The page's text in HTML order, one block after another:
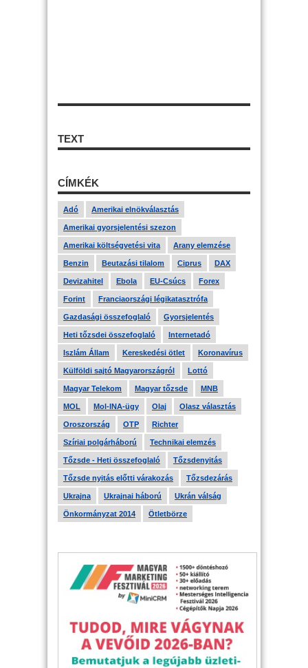
TEXT
CÍMKÉK
Adó Amerikai elnökválasztás
Amerikai gyorsjelentési szezon
Amerikai költségvetési vita Arany elemzése
Benzin Beutazási tilalom Ciprus DAX
Devizahitel Ebola EU-Csúcs Forex
Forint Franciaországi légikatasztrófa
Gazdasági összefoglaló Gyorsjelentés
Heti tőzsdei összefoglaló Internetadó
Iszlám Állam Kereskedési ötlet Koronavírus
Külföldi sajtó Magyarországról Lottó
Magyar Telekom Magyar tőzsde MNB
MOL Mol-INA-ügy Olaj Olasz választás
Oroszország OTP Richter
Szíriai polgárháború Technikai elemzés
Tőzsde - Heti összefoglaló Tőzsdenyitás
Tőzsde nyitás előtti várakozás Tőzsdezárás
Ukrajna Ukrajnai háború Ukrán válság
Önkormányzat 2014 Ötletbörze